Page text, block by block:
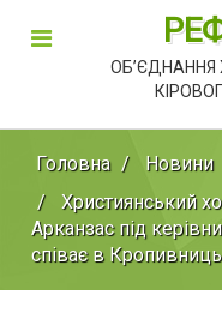
ОБ’ЄДНАННЯ
Головна
Новини
Християнський
Арканзас під
співає в